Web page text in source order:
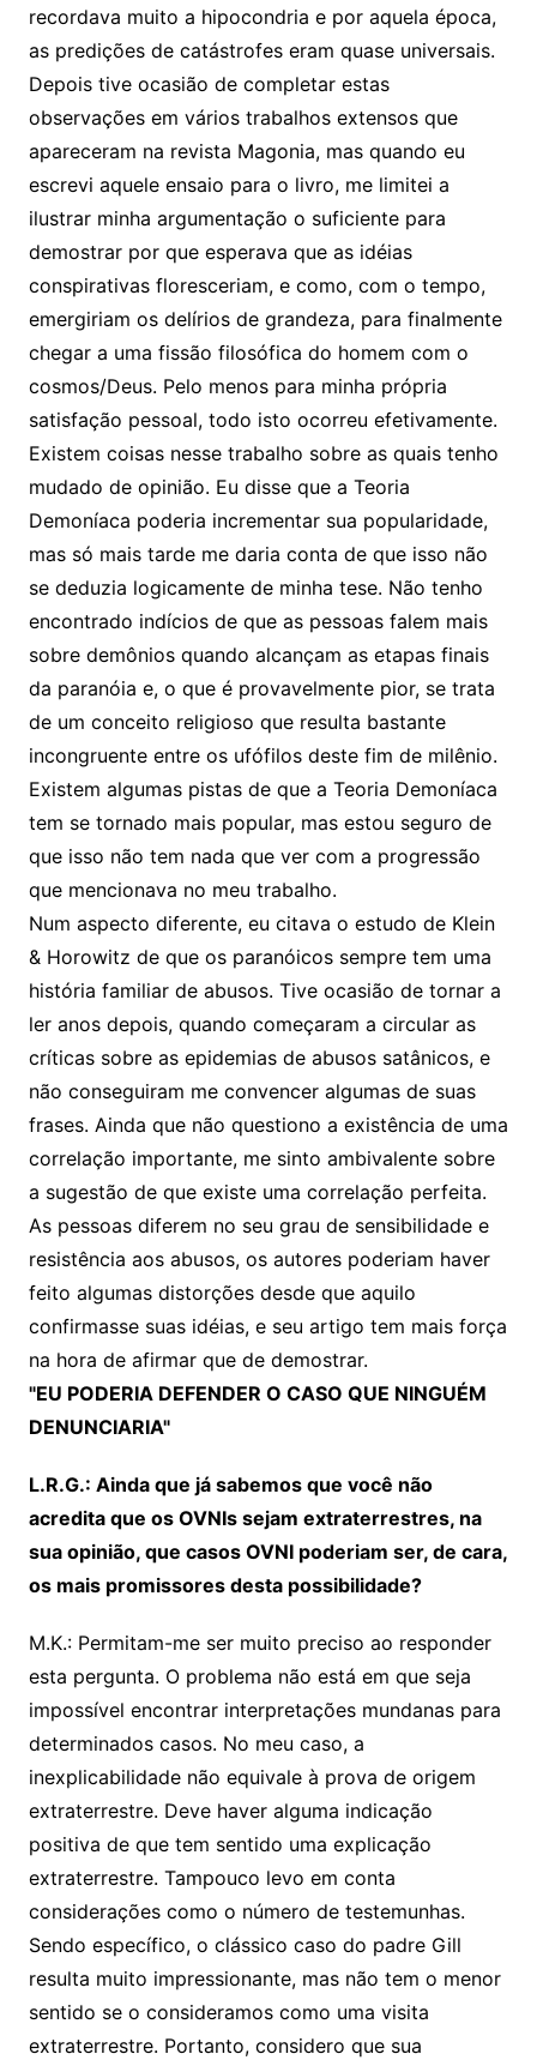
recordava muito a hipocondria e por aquela época,
as predições de catástrofes eram quase universais.
Depois tive ocasião de completar estas
observações em vários trabalhos extensos que
apareceram na revista Magonia, mas quando eu
escrevi aquele ensaio para o livro, me limitei a
ilustrar minha argumentação o suficiente para
demostrar por que esperava que as idéias
conspirativas floresceriam, e como, com o tempo,
emergiriam os delírios de grandeza, para finalmente
chegar a uma fissão filosófica do homem com o
cosmos/Deus. Pelo menos para minha própria
satisfação pessoal, todo isto ocorreu efetivamente.
Existem coisas nesse trabalho sobre as quais tenho
mudado de opinião. Eu disse que a Teoria
Demoníaca poderia incrementar sua popularidade,
mas só mais tarde me daria conta de que isso não
se deduzia logicamente de minha tese. Não tenho
encontrado indícios de que as pessoas falem mais
sobre demônios quando alcançam as etapas finais
da paranóia e, o que é provavelmente pior, se trata
de um conceito religioso que resulta bastante
incongruente entre os ufófilos deste fim de milênio.
Existem algumas pistas de que a Teoria Demoníaca
tem se tornado mais popular, mas estou seguro de
que isso não tem nada que ver com a progressão
que mencionava no meu trabalho.
Num aspecto diferente, eu citava o estudo de Klein
& Horowitz de que os paranóicos sempre tem uma
história familiar de abusos. Tive ocasião de tornar a
ler anos depois, quando começaram a circular as
críticas sobre as epidemias de abusos satânicos, e
não conseguiram me convencer algumas de suas
frases. Ainda que não questiono a existência de uma
correlação importante, me sinto ambivalente sobre
a sugestão de que existe uma correlação perfeita.
As pessoas diferem no seu grau de sensibilidade e
resistência aos abusos, os autores poderiam haver
feito algumas distorções desde que aquilo
confirmasse suas idéias, e seu artigo tem mais força
na hora de afirmar que de demostrar.
"EU PODERIA DEFENDER O CASO QUE NINGUÉM
DENUNCIARIA"
L.R.G.: Ainda que já sabemos que você não
acredita que os OVNIs sejam extraterrestres, na
sua opinião, que casos OVNI poderiam ser, de cara,
os mais promissores desta possibilidade?
M.K.: Permitam-me ser muito preciso ao responder
esta pergunta. O problema não está em que seja
impossível encontrar interpretações mundanas para
determinados casos. No meu caso, a
inexplicabilidade não equivale à prova de origem
extraterrestre. Deve haver alguma indicação
positiva de que tem sentido uma explicação
extraterrestre. Tampouco levo em conta
considerações como o número de testemunhas.
Sendo específico, o clássico caso do padre Gill
resulta muito impressionante, mas não tem o menor
sentido se o consideramos como uma visita
extraterrestre. Portanto, considero que sua